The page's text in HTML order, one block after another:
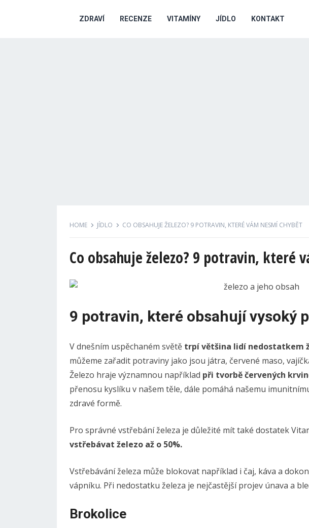
ZDRAVÍ RECENZE VITAMÍNY JÍDLO KONTAKT
HOME JÍDLO CO OBSAHUJE ŽELEZO? 9 POTRAVIN, KTERÉ VÁM NESMÍ CHYBĚT
Co obsahuje železo? 9 potravin, které
9 potravin, které obsahují vysoký
V dnešním uspěchaném světě trpí většina lidí nedostatkem
můžeme zařadit potraviny jako jsou játra, červené maso,
Železo hraje významnou například při tvorbě červených
přenosu kyslíku v našem těle, dále pomáhá našemu
zdravé formě.
Pro správné vstřebání železa je důležité mít také dostatek
vstřebávat železo až o 50%.
Vstřebávání železa může blokovat například i čaj, káva a
vápníku. Při nedostatku železa je nejčastější projev únava a
Brokolice